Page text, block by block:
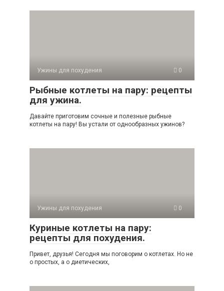
Ужины для похудения 0
Рыбные котлеты на пару: рецепты
для ужина.
Давайте приготовим сочные и полезные рыбные
котлеты на пару! Вы устали от однообразных ужинов?
Ужины для похудения 0
Куриные котлеты на пару:
рецепты для похудения.
Привет, друзья! Сегодня мы поговорим о котлетах. Но не
о простых, а о диетических,